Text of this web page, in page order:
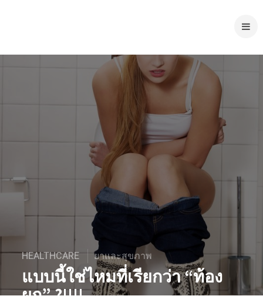
HEALTHCARE ยาและสุขภาพ
แบบนี้ใช่ไหมที่เรียกว่า “ท้อง
ผูก” ?!!!!